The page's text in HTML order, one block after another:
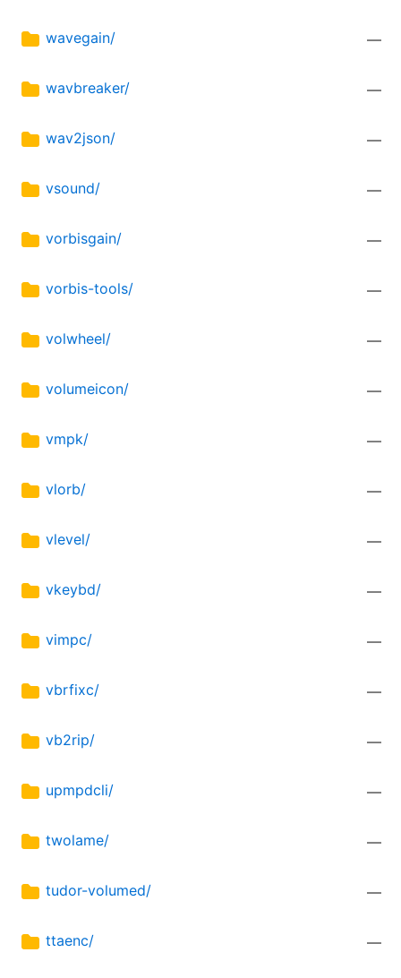
wavegain/ —
wavbreaker/ —
wav2json/ —
vsound/ —
vorbisgain/ —
vorbis-tools/ —
volwheel/ —
volumeicon/ —
vmpk/ —
vlorb/ —
vlevel/ —
vkeybd/ —
vimpc/ —
vbrfixc/ —
vb2rip/ —
upmpdcli/ —
twolame/ —
tudor-volumed/ —
ttaenc/ —